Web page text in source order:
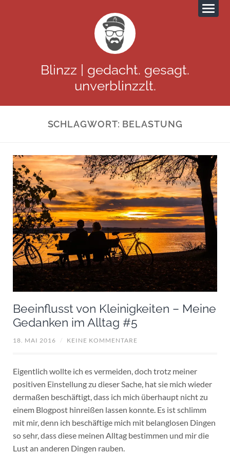
Blinzz | gedacht. gesagt.
unverblinzzlt.
SCHLAGWORT: BELASTUNG
Beeinflusst von Kleinigkeiten – Meine
Gedanken im Alltag #5
18. MAI 2016 / KEINE KOMMENTARE
Eigentlich wollte ich es vermeiden, doch trotz meiner
positiven Einstellung zu dieser Sache, hat sie mich wieder
dermaßen beschäftigt, dass ich mich überhaupt nicht zu
einem Blogpost hinreißen lassen konnte. Es ist schlimm
mit mir, denn ich beschäftige mich mit belanglosen Dingen
so sehr, dass diese meinen Alltag bestimmen und mir die
Lust an anderen Dingen rauben.